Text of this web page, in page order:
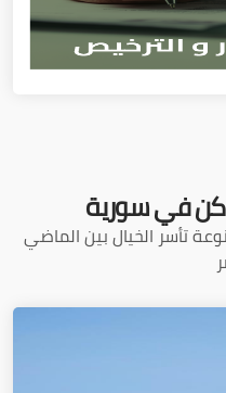
في سورية
تأسر الخيال بين الماضي